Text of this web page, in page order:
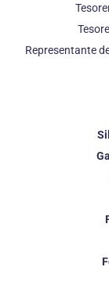
Representante